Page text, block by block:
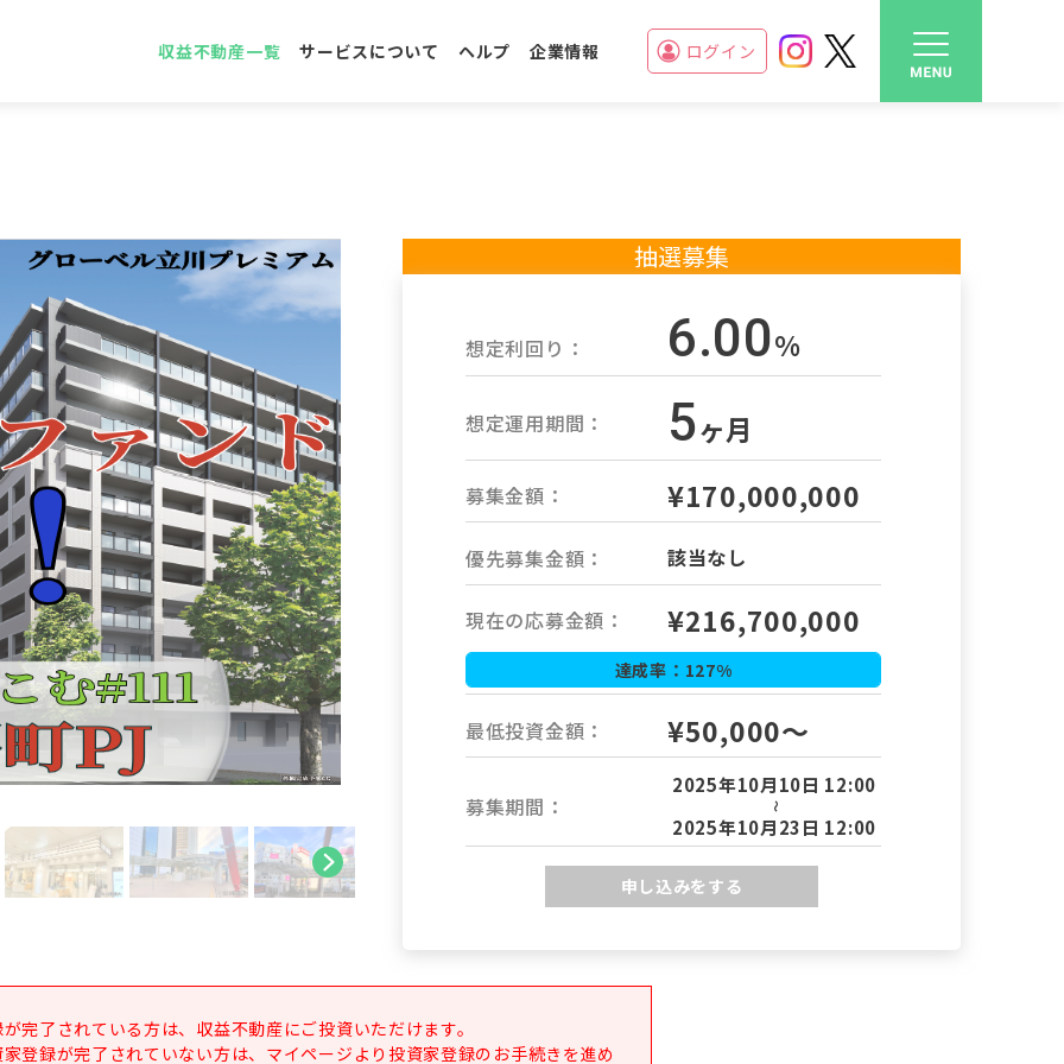
収益不動産一覧 サービスについて ヘルプ 企業情報 ログイン
抽選募集
想定利回り： 6.00%
想定運用期間： 5ヶ月
募集金額： ¥170,000,000
優先募集金額： 該当なし
現在の応募金額： ¥216,700,000
達成率： 127%
最低投資金額： ¥50,000～
募集期間：
2025年10月10日 12:00
～
2025年10月23日 12:00
申し込みをする
完了されている方は、収益不動産にご投資いただけます。
登録が完了されていない方は、マイページより投資家登録のお手続きを進め